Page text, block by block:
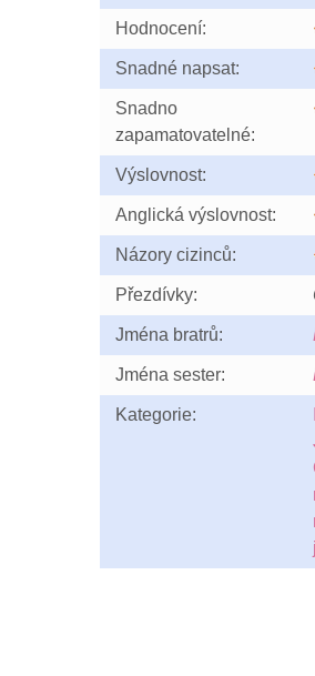
Hodnocení:
Snadné napsat:
Snadno
zapamatovatelné:
Výslovnost:
Anglická výslovnost:
Názory cizinců:
Přezdívky:
Jména bratrů:
Jména sester:
Kategorie: